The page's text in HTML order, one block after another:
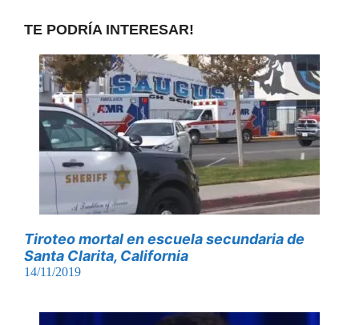
TE PODRÍA INTERESAR!
Tiroteo mortal en escuela secundaria de
Santa Clarita, California
14/11/2019